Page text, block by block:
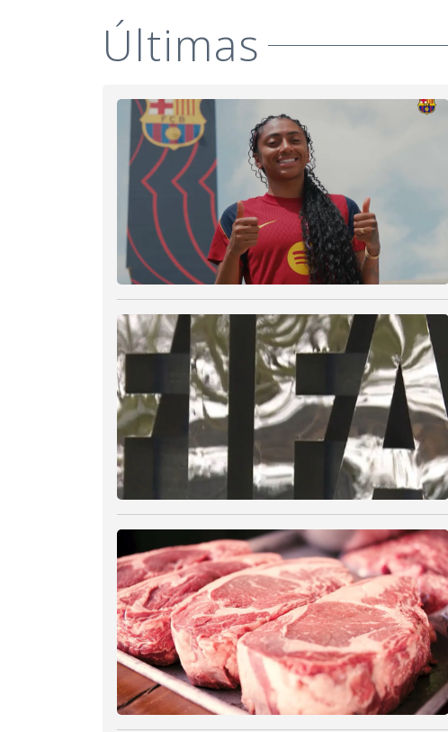
Últimas